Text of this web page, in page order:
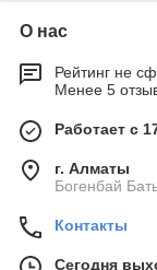
О нас
Рейтинг не
Менее 5
Работает с
г. Алматы
Богенбай
Контакты
Сегодня